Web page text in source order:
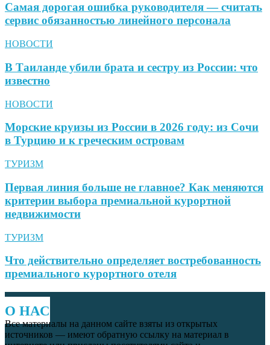
Самая дорогая ошибка руководителя — считать
сервис обязанностью линейного персонала
НОВОСТИ
В Таиланде убили брата и сестру из России: что
известно
НОВОСТИ
Морские круизы из России в 2026 году: из Сочи
в Турцию и к греческим островам
ТУРИЗМ
Первая линия больше не главное? Как меняются
критерии выбора премиальной курортной
недвижимости
ТУРИЗМ
Что действительно определяет востребованность
премиального курортного отеля
О НАС
Все материалы на данном сайте взяты из открытых
источников — имеют обратную ссылку на материал в